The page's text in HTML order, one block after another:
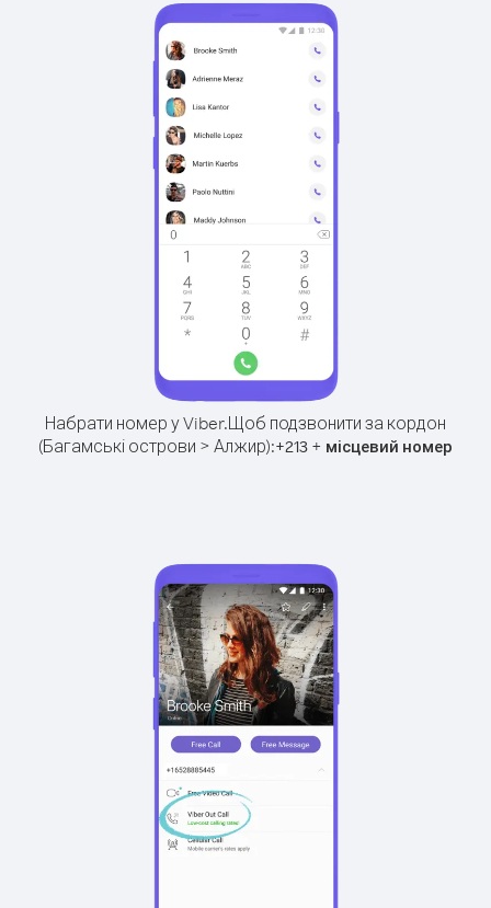
Набрати номер у Viber.Щоб подзвонити за кордон
(Багамські острови > Алжир):+213 + місцевий номер